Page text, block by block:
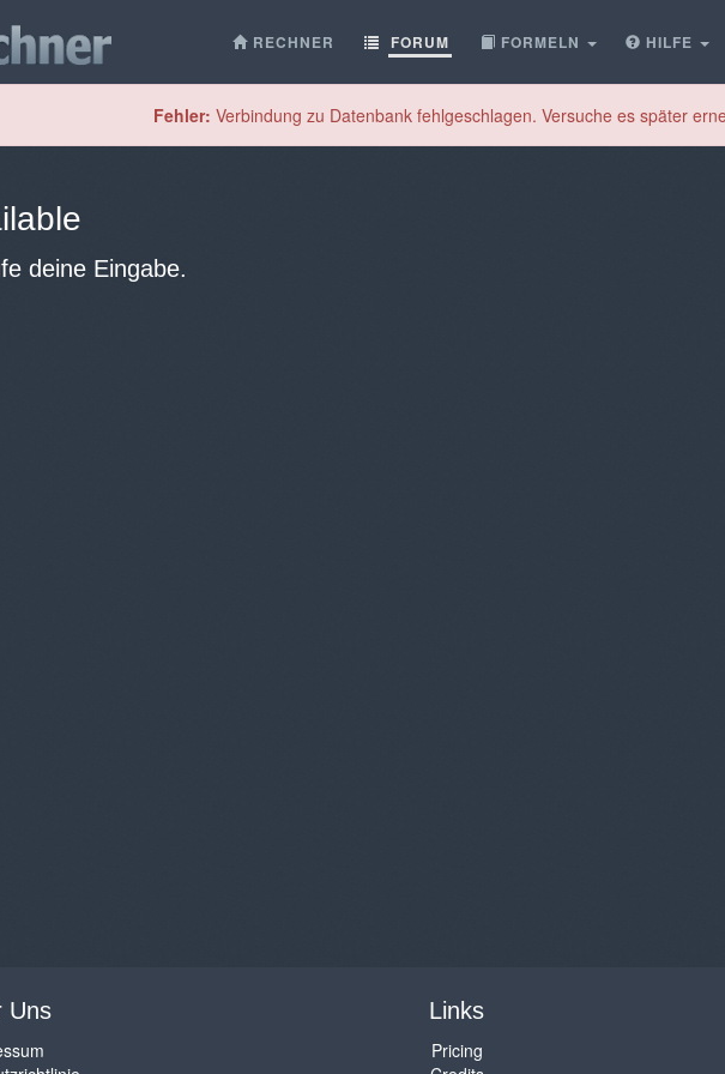
RECHNER FORUM FORMELN HILFE
Fehler: Verbindung zu Datenbank fehlgeschlagen. Versuche es später
deine Eingabe.
Uns Links
Pricing